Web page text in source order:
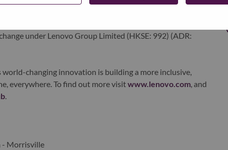
Lenovo’s continued investment in world-changing
and smarter future for everyone, everywhere.
under Lenovo Group Limited (HKSE: 992) (ADR:
changing innovation is building a more inclusive,
everywhere. To find out more visitwww.lenovo.com, and
.
- Morrisville